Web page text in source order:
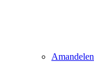
Amandelen